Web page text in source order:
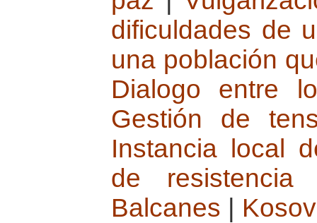
dificuldades de
una población
Dialogo entre
Gestión de
Instancia local
de resistencia
Balcanes